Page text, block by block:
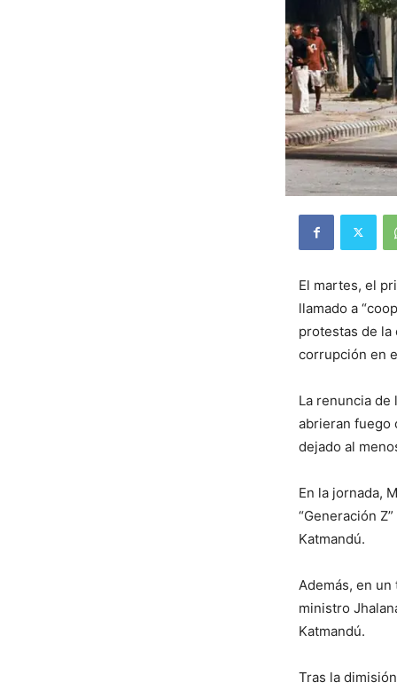
El martes, el
llamado a
protestas de la
corrupción en
La renuncia
abrieran fuego
dejado al
En la jornada,
“Generación
Katmandú.
Además, en
ministro
Katmandú.
Tras la